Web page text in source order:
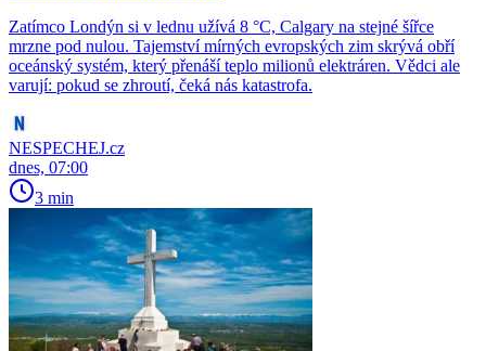
Zatímco Londýn si v lednu užívá 8 °C, Calgary na stejné šířce
mrzne pod nulou. Tajemství mírných evropských zim skrývá obří
oceánský systém, který přenáší teplo milionů elektráren. Vědci ale
varují: pokud se zhroutí, čeká nás katastrofa.
NESPECHEJ.cz
dnes, 07:00
3 min